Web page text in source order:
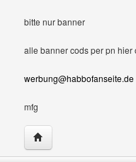
bitte nur banner
alle banner cods per pn hier
werbung@habbofanseite.de
mfg
Website dieses